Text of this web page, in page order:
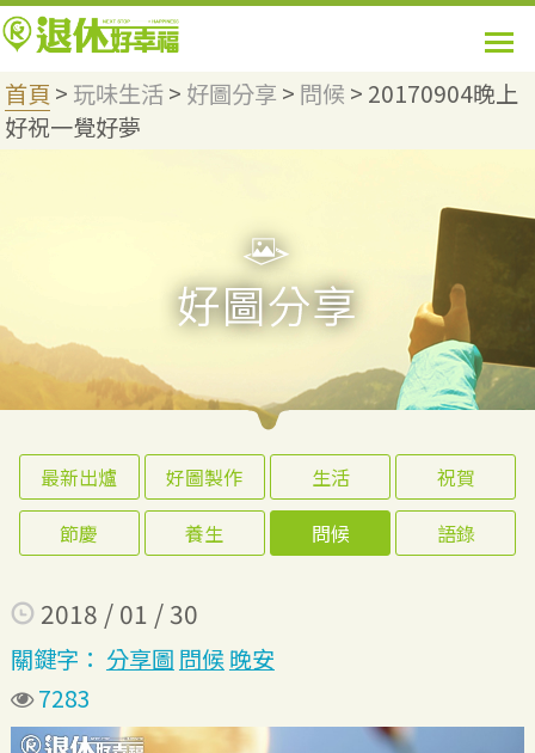
首頁 > 玩味生活> 好圖分享 > 問候 > 20170904晚上
好祝一覺好夢
最新出爐 好圖製作 生活
祝賀
節慶
養生 問候 語錄
2018 / 01 / 30
關鍵字： 分享圖 問候 晚安
7283